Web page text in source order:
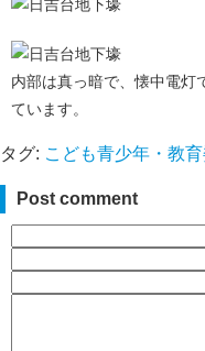
内部は真っ暗で、懐中電灯
ています。
タグ: こども青少年・教
Post comment